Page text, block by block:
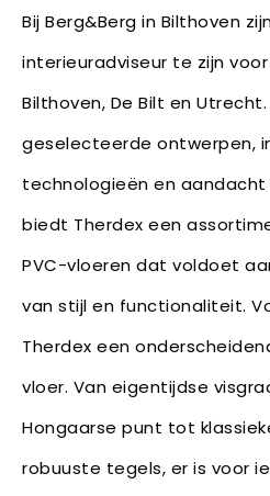
Bij Berg&Berg in Bilthoven
interieuradviseur te zijn
Bilthoven, De Bilt en
geselecteerde ontwerpen,
technologieën en
biedt Therdex een
PVC-vloeren dat voldoet
van stijl en functionaliteit.
Therdex een
vloer. Van eigentijdse
Hongaarse punt tot
robuuste tegels, er is voor